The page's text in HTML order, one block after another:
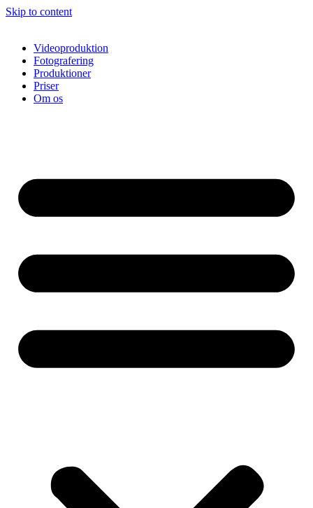
Skip to content
Videoproduktion
Fotografering
Produktioner
Priser
Om os